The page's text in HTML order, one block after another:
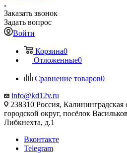
Заказать звонок
Задать вопрос
Войти
Корзина0
Отложенные0
Сравнение товаров0
info@kd12v.ru
238310 Россия, Калининградская
городской округ, посёлок
Либкнехта, д.1
Вконтакте
Telegram